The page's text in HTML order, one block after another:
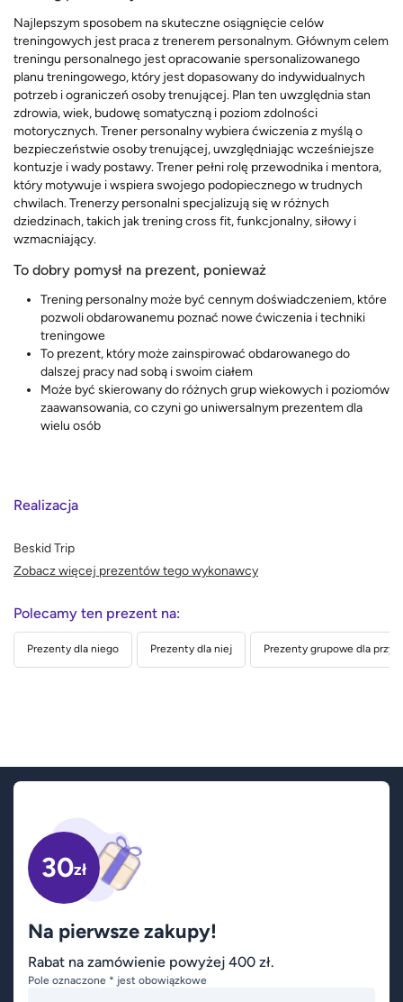
Najlepszym sposobem na skuteczne osiągnięcie celów
treningowych jest praca z trenerem personalnym. Głównym celem
treningu personalnego jest opracowanie spersonalizowanego
planu treningowego, który jest dopasowany do indywidualnych
potrzeb i ograniczeń osoby trenującej. Plan ten uwzględnia stan
zdrowia, wiek, budowę somatyczną i poziom zdolności
motorycznych. Trener personalny wybiera ćwiczenia z myślą o
bezpieczeństwie osoby trenującej, uwzględniając wcześniejsze
kontuzje i wady postawy. Trener pełni rolę przewodnika i mentora,
który motywuje i wspiera swojego podopiecznego w trudnych
chwilach. Trenerzy personalni specjalizują się w różnych
dziedzinach, takich jak trening cross fit, funkcjonalny, siłowy i
wzmacniający.
To dobry pomysł na prezent, ponieważ
Trening personalny może być cennym doświadczeniem, które
pozwoli obdarowanemu poznać nowe ćwiczenia i techniki
treningowe
To prezent, który może zainspirować obdarowanego do
dalszej pracy nad sobą i swoim ciałem
Może być skierowany do różnych grup wiekowych i poziomów
zaawansowania, co czyni go uniwersalnym prezentem dla
wielu osób
Realizacja
Beskid Trip
Zobacz więcej prezentów tego wykonawcy
Polecamy ten prezent na:
Prezenty dla niego Prezenty dla niej Prezenty grupowe dla
30zł
Na pierwsze zakupy!
Rabat na zamówienie powyżej 400 zł.
Pole oznaczone * jest obowiązkowe